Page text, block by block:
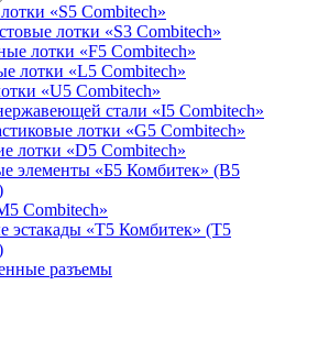
«S5 Combitech»
лотки «S3 Combitech»
лотки «F5 Combitech»
лотки «L5 Combitech»
«U5 Combitech»
стали «I5 Combitech»
лотки «G5 Combitech»
лотки «D5 Combitech»
элементы «Б5 Комбитек» (B5
Combitech»
эстакады «Т5 Комбитек» (T5
разъемы